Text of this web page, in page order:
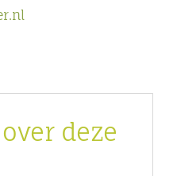
deze